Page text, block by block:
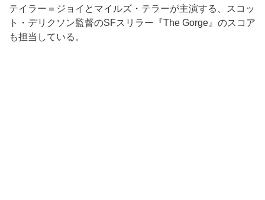
テイラー＝ジョイとマイルズ・テラーが主演する、スコッ
ト・デリクソン監督のSFスリラー『The Gorge』のスコア
も担当している。